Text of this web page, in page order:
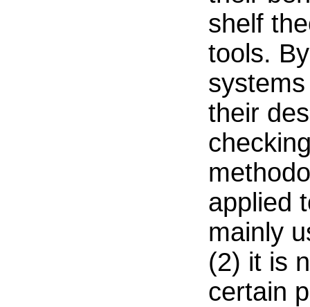
shelf
tools.
their
applied
mainly
(2) it is
certain